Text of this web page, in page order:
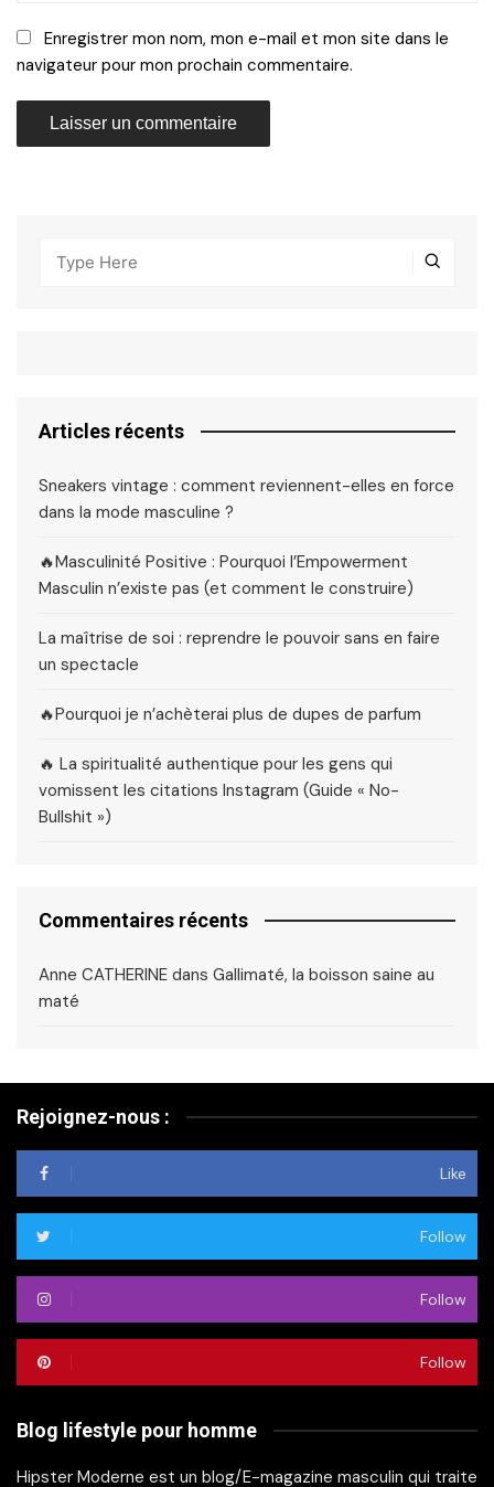
Enregistrer mon nom, mon e-mail et mon site dans le
navigateur pour mon prochain commentaire.
Articles récents
Sneakers vintage : comment reviennent-elles en force
dans la mode masculine ?
🔥Masculinité Positive : Pourquoi l’Empowerment
Masculin n’existe pas (et comment le construire)
La maîtrise de soi : reprendre le pouvoir sans en faire
un spectacle
🔥Pourquoi je n’achèterai plus de dupes de parfum
🔥 La spiritualité authentique pour les gens qui
vomissent les citations Instagram (Guide « No-
Bullshit »)
Commentaires récents
Anne CATHERINE dans Gallimaté, la boisson saine au
maté
Rejoignez-nous :
Like
Follow
Follow
Follow
Blog lifestyle pour homme
Hipster Moderne est un blog/E-magazine masculin qui traite